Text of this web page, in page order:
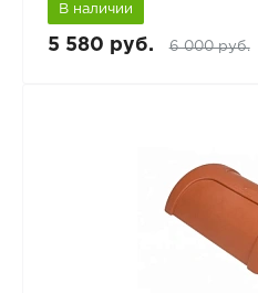
В наличии
5 580 руб. 6 000 руб.